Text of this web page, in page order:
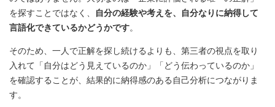
を探すことではなく、
自分の経験や考えを、自分なりに納得して
言語化できているかどうかです。
そのため、一人で正解を探し続けるよりも、第三者の視点を取り
入れて「自分はどう見えているのか」「どう伝わっているのか」
を確認することが、結果的に納得感のある自己分析につながりま
す。